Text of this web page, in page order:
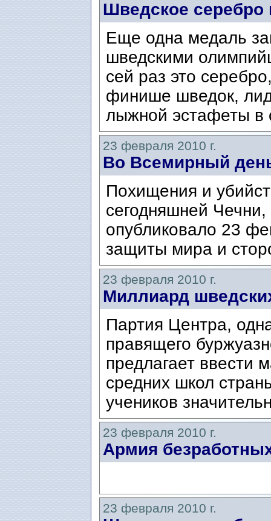
Шведское серебро
Еще одна медаль
шведскими
сей раз это
финише шведок,
лыжной эстафеты в
23 февраля 2010 г.
Во Всемирный
Похищения и
сегодняшней
опубликовало 23
защиты мира и
23 февраля 2010 г.
Миллиард
Партия Центра,
правящего
предлагает ввести
средних школ
учеников
23 февраля 2010 г.
Армия
23 февраля 2010 г.